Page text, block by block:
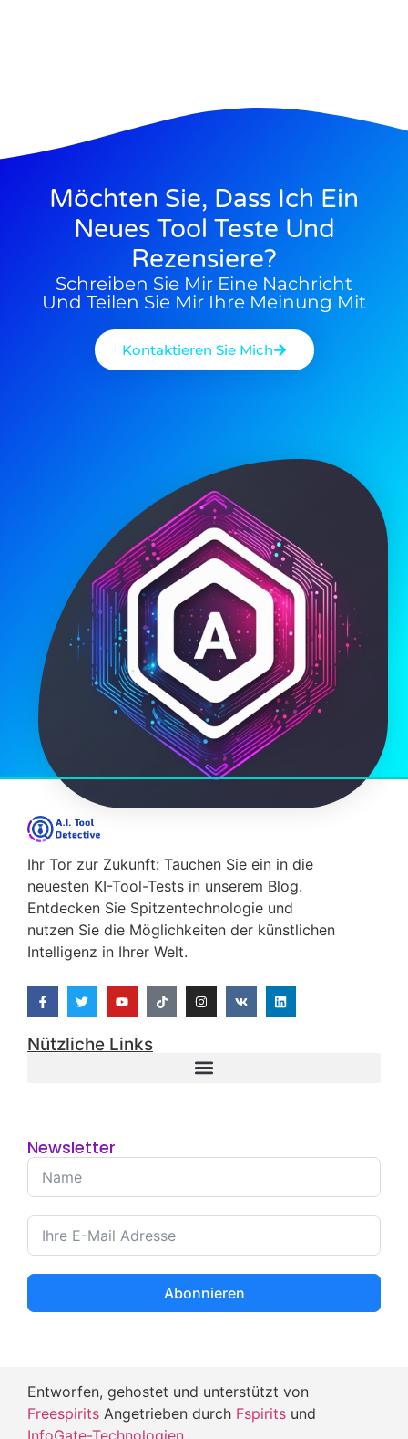
Möchten Sie, Dass Ich Ein
Neues Tool Teste Und
Rezensiere?
Schreiben Sie Mir Eine Nachricht
Und Teilen Sie Mir Ihre Meinung Mit
Kontaktieren Sie Mich
Ihr Tor zur Zukunft: Tauchen Sie ein in die
neuesten KI-Tool-Tests in unserem Blog.
Entdecken Sie Spitzentechnologie und
nutzen Sie die Möglichkeiten der künstlichen
Intelligenz in Ihrer Welt.
Nützliche Links
Newsletter
Abonnieren
Entworfen, gehostet und unterstützt von
Freespirits Angetrieben durch Fspirits und
InfoGate-Technologien